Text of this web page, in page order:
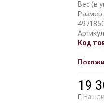
Вес (в
Размер
Код
19